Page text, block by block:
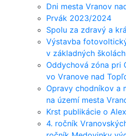
Dni mesta Vranov
Prvák 2023/2024
Spolu za zdravý a
Výstavba
v základných školách
Oddychová zóna pri
vo Vranove nad
Opravy chodníkov a
na území mesta
Krst publikácie o
4. ročník